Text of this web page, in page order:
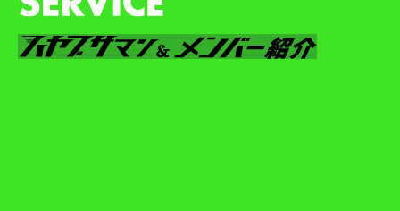
LINEでお問い合わせ